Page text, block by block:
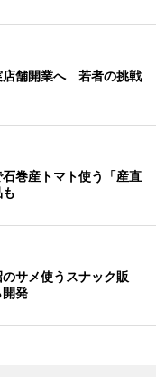
店舗開業へ 若者の挑戦
巻産トマト使う「産直
サメ使うスナック販
発